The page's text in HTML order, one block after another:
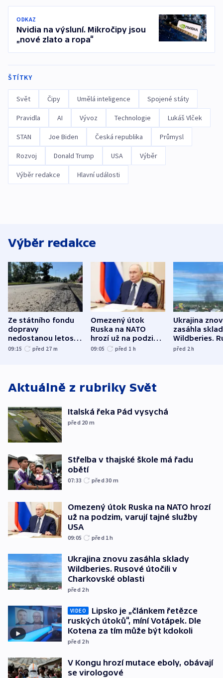
ODKAZ
Nvidia na výsluní. Mikročipy jsou
„nové zlato a ropa“
ŠTÍTKY
Svět Čipy Umělá inteligence Spojené státy
Pravidla AI Vývoz Technologie Lukáš Vlček
STAN Joe Biden Česká republika Průmysl
Rozvoj Donald Trump USA Výběr
Výběr redakce Hlavní události
Výběr redakce
Ze státního fondu
dopravy
nedostanou letos
kraje na silnice ani
09:15 před 27 m
Omezený útok
Ruska na NATO
hrozí už na podzim,
varují tajné služby
09:05 před 1 h
Ukrajina
zasáhla
Wildberies.
útočili v
před 2h
Aktuálně z rubriky Svět
Italská řeka Pád vysychá
před 20 m
Střelba v thajské škole má řadu
obětí
07:33 před 30 m
Omezený útok Ruska na NATO hrozí
už na podzim, varují tajné služby
USA
09:05 před 1h
Ukrajina znovu zasáhla sklady
Wildberies. Rusové útočili v
Charkovské oblasti
před 2h
VIDEO
Lipsko je „článkem řetězce
ruských útoků“, míní Votápek. Dle
Kotena za tím může být kdokoli
před 2h
V Kongu hrozí mutace eboly, obávají
se virologové